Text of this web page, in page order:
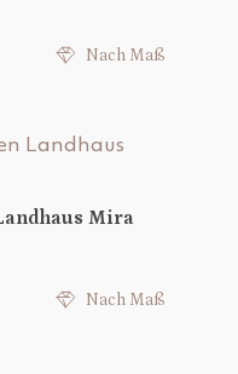
Nach Maß
Mira
Nach Maß